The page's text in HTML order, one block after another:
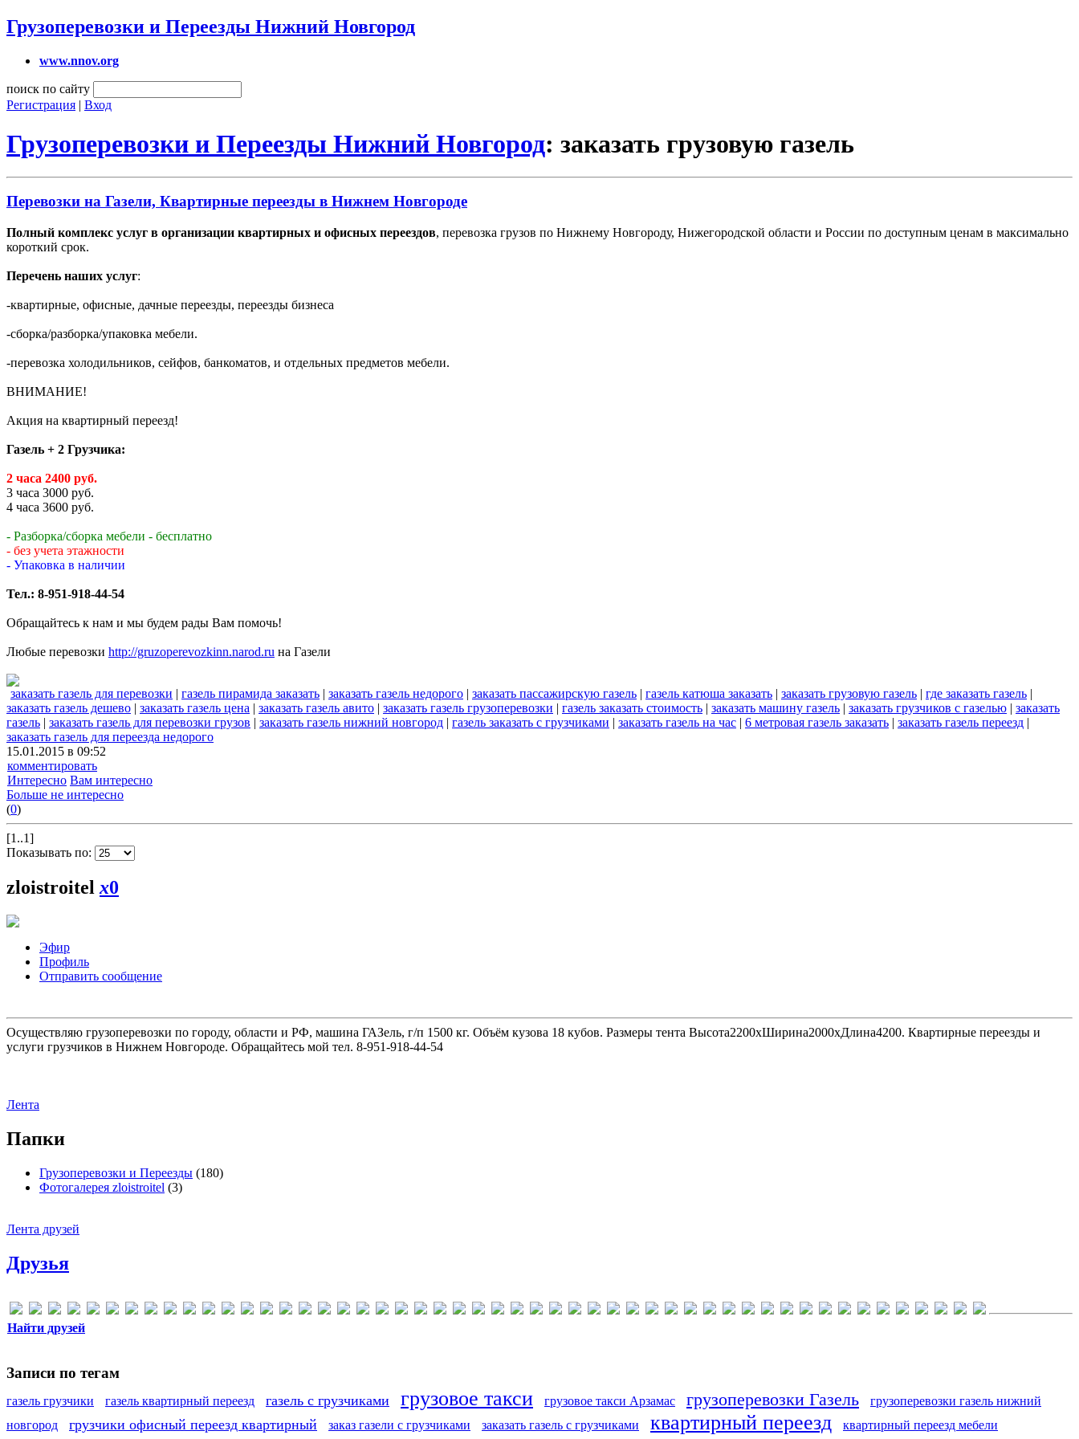
Грузоперевозки и Переезды Нижний Новгород
www.nnov.org
поиск по сайту
Регистрация | Вход
Грузоперевозки и Переезды Нижний Новгород: заказать грузовую газель
Перевозки на Газели, Квартирные переезды в Нижнем Новгороде
Полный комплекс услуг в организации квартирных и офисных переездов, перевозка грузов по Нижнему Новгороду, Нижегородской области и России по доступным ценам в максимально
короткий срок.
Перечень наших услуг:
-квартирные, офисные, дачные переезды, переезды бизнеса
-сборка/разборка/упаковка мебели.
-перевозка холодильников, сейфов, банкоматов, и отдельных предметов мебели.
ВНИМАНИЕ!
Акция на квартирный переезд!
Газель + 2 Грузчика:
2 часа 2400 руб.
3 часа 3000 руб.
4 часа 3600 руб.
- Разборка/сборка мебели - бесплатно
- без учета этажности
- Упаковка в наличии
Тел.: 8-951-918-44-54
Обращайтесь к нам и мы будем рады Вам помочь!
Любые перевозки http://gruzoperevozkinn.narod.ru на Газели
заказать газель для перевозки | газель пирамида заказать | заказать газель недорого | заказать пассажирскую газель | газель катюша заказать | заказать грузовую газель | где заказать газель |
заказать газель дешево | заказать газель цена | заказать газель авито | заказать газель грузоперевозки | газель заказать стоимость | заказать машину газель | заказать грузчиков с газелью | заказать
газель | заказать газель для перевозки грузов | заказать газель нижний новгород | газель заказать с грузчиками | заказать газель на час | 6 метровая газель заказать | заказать газель переезд |
заказать газель для переезда недорого
15.01.2015 в 09:52
комментировать
Интересно Вам интересно
Больше не интересно
(0)
[1..1]
Показывать по:
zloistroitel x0
Эфир
Профиль
Отправить сообщение
Осуществляю грузоперевозки по городу, области и РФ, машина ГАЗель, г/п 1500 кг. Объём кузова 18 кубов. Размеры тента Высота2200хШирина2000хДлина4200. Квартирные переезды и
услуги грузчиков в Нижнем Новгороде. Обращайтесь мой тел. 8-951-918-44-54
Лента
Папки
Грузоперевозки и Переезды (180)
Фотогалерея zloistroitel (3)
Лента друзей
Друзья
Найти друзей
Записи по тегам
газель грузчики газель квартирный переезд газель с грузчиками грузовое такси грузовое такси Арзамас грузоперевозки Газель
грузоперевозки газель нижний
новгород
грузчики офисный переезд квартирный заказ газели с грузчиками заказать газель с грузчиками квартирный переезд квартирный переезд мебели